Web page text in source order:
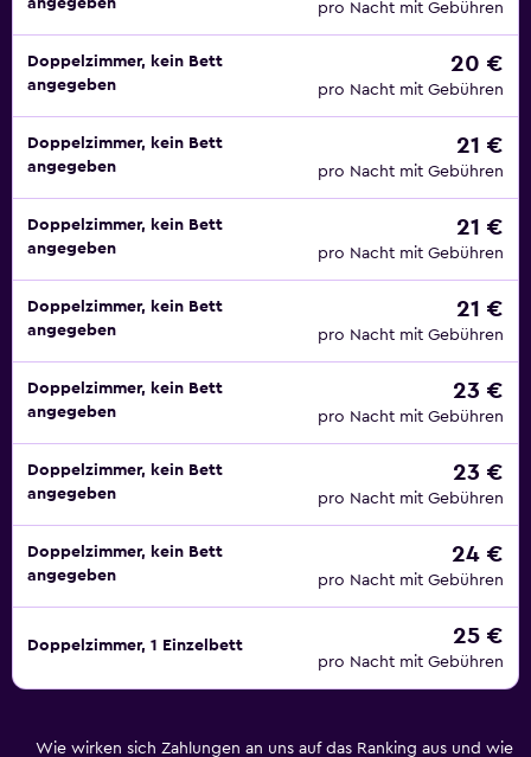
angegeben pro Nacht mit Gebühren
Doppelzimmer, kein Bett
angegeben
20 €
pro Nacht mit Gebühren
Doppelzimmer, kein Bett
angegeben
21 €
pro Nacht mit Gebühren
Doppelzimmer, kein Bett
angegeben
21 €
pro Nacht mit Gebühren
Doppelzimmer, kein Bett
angegeben
21 €
pro Nacht mit Gebühren
Doppelzimmer, kein Bett
angegeben
23 €
pro Nacht mit Gebühren
Doppelzimmer, kein Bett
angegeben
23 €
pro Nacht mit Gebühren
Doppelzimmer, kein Bett
angegeben
24 €
pro Nacht mit Gebühren
Doppelzimmer, 1 Einzelbett 25 €
pro Nacht mit Gebühren
Wie wirken sich Zahlungen an uns auf das Ranking aus und wie